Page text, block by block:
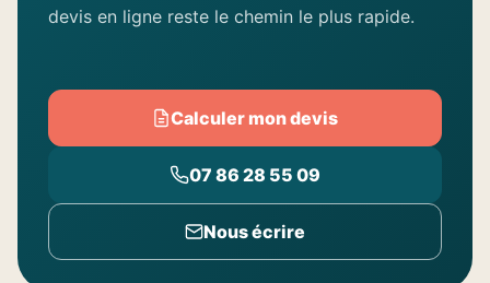
devis en ligne reste le chemin le plus rapide.
Calculer mon devis
07 86 28 55 09
Nous écrire